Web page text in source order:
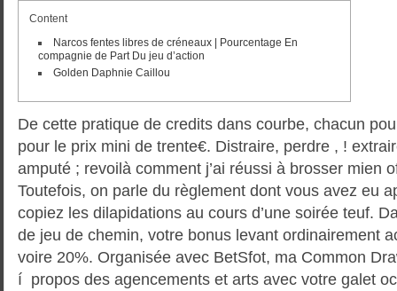
Content
Narcos fentes libres de créneaux | Pourcentage En
compagnie de Part Du jeu d’action
Golden Daphnie Caillou
De cette pratique de credits dans courbe, chacun
pour le prix mini de trente€. Distraire, perdre , !
amputé ; revoilà comment j’ai réussi à brosser mien
Toutefois, on parle du règlement dont vous avez eu
copiez les dilapidations au cours d’une soirée teuf.
de jeu de chemin, votre bonus levant ordinairement
voire 20%. Organisée avec BetSfot, ma Common
í propos des agencements et arts avec votre galet